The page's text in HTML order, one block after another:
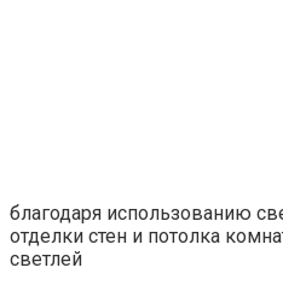
благодаря использованию
отделки стен и потолка
светлей